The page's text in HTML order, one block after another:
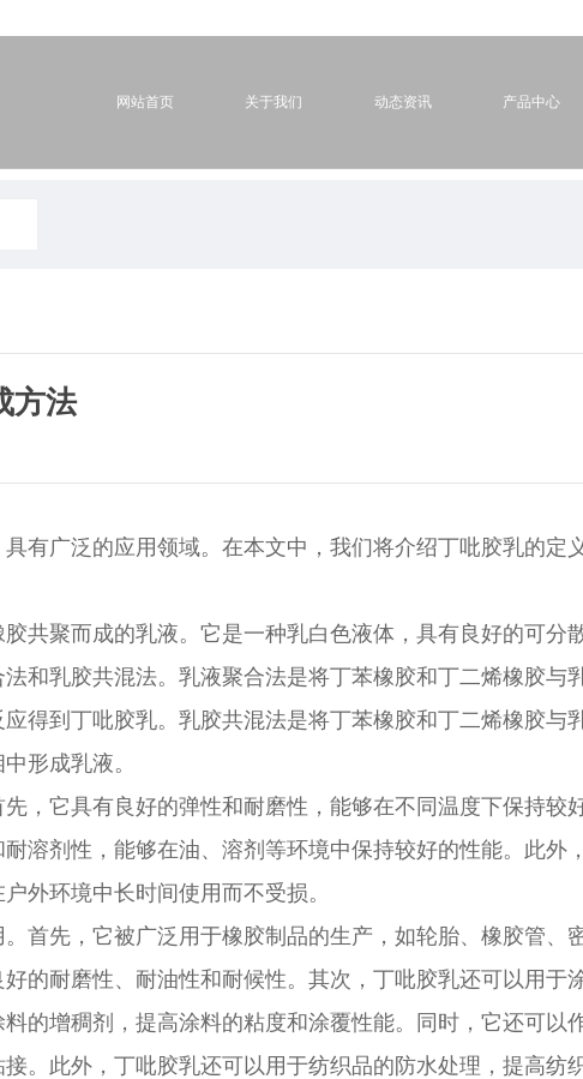
网站首页 关于我们 动态资讯 产品中心
方法
有广泛的应用领域。在本文中，我们将介绍丁吡胶乳的定
共聚而成的乳液。它是一种乳白色液体，具有良好的可分
和乳胶共混法。乳液聚合法是将丁苯橡胶和丁二烯橡胶与
得到丁吡胶乳。乳胶共混法是将丁苯橡胶和丁二烯橡胶与
形成乳液。
，它具有良好的弹性和耐磨性，能够在不同温度下保持较
溶剂性，能够在油、溶剂等环境中保持较好的性能。此外
外环境中长时间使用而不受损。
首先，它被广泛用于橡胶制品的生产，如轮胎、橡胶管、
的耐磨性、耐油性和耐候性。其次，丁吡胶乳还可以用于
的增稠剂，提高涂料的粘度和涂覆性能。同时，它还可以
。此外，丁吡胶乳还可以用于纺织品的防水处理，提高纺